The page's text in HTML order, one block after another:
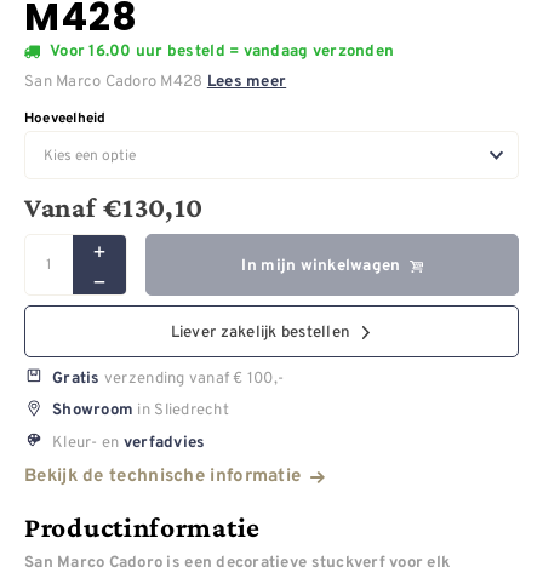
M428
Voor 16.00 uur besteld = vandaag verzonden
San Marco Cadoro M428 Lees meer
Hoeveelheid
Vanaf€130,10
In mijn winkelwagen
Liever zakelijk bestellen
Gratis verzending vanaf € 100,-
Showroom in Sliedrecht
Kleur- en verfadvies
Bekijk de technische informatie
Productinformatie
San Marco Cadoro is een decoratieve stuckverf voor elk